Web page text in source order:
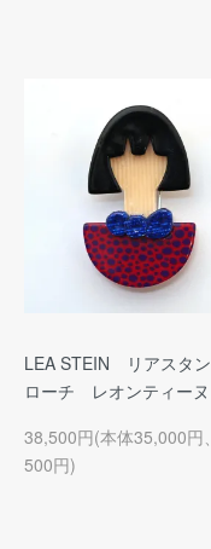
LEA STEIN リアスタ
ローチ レオンティー
38,500円(本体35,000円
500円)